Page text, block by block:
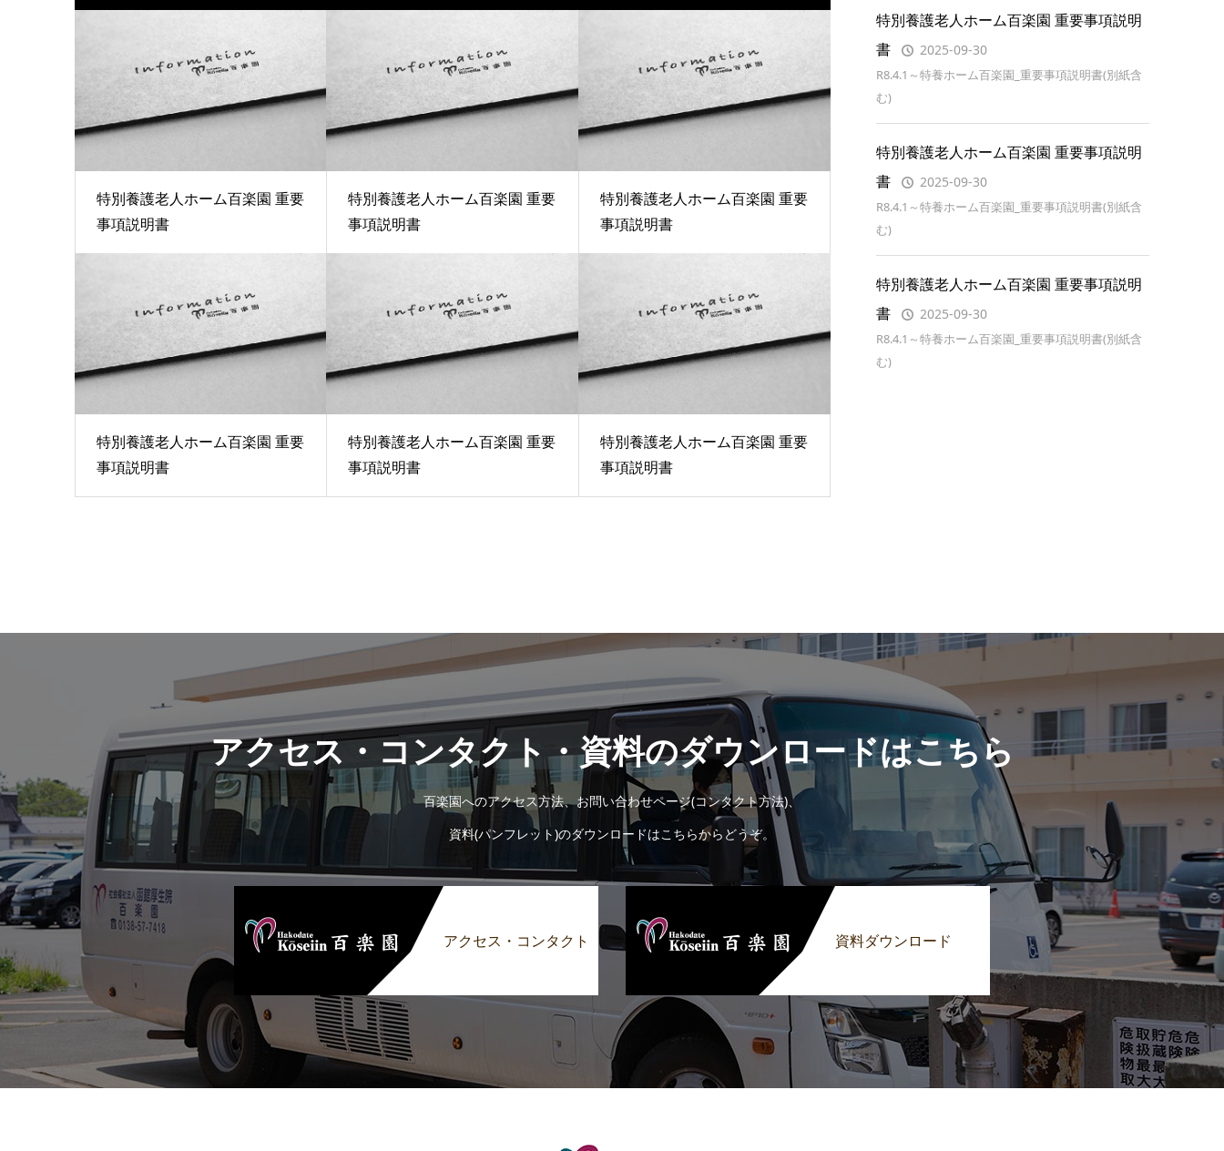
特別養護老人ホーム百楽園 重要
事項説明書
特別養護老人ホーム百楽園 重要
事項説明書
特別養護老人ホーム百楽園 重要
事項説明書
特別養護老人ホーム百楽園 重要
事項説明書
特別養護老人ホーム百楽園 重要
事項説明書
特別養護老人ホーム百楽園 重要
事項説明書
特別養護老人ホーム百楽園 重要事項説明
書
2025-09-30
R8.4.1～特養ホーム百楽園_重要事項説明書(別紙含
む)
特別養護老人ホーム百楽園 重要事項説明
書
2025-09-30
R8.4.1～特養ホーム百楽園_重要事項説明書(別紙含
む)
特別養護老人ホーム百楽園 重要事項説明
書
2025-09-30
R8.4.1～特養ホーム百楽園_重要事項説明書(別紙含
む)
アクセス・コンタクト・資料のダウンロードはこちら
百楽園へのアクセス方法、お問い合わせページ(コンタクト方法)、
資料(パンフレット)のダウンロードはこちらからどうぞ。
アクセス・コンタクト 資料ダウンロード